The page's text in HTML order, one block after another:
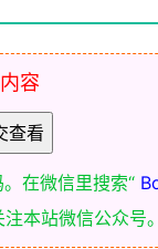
容
在微信里搜索“
本站微信公众号。